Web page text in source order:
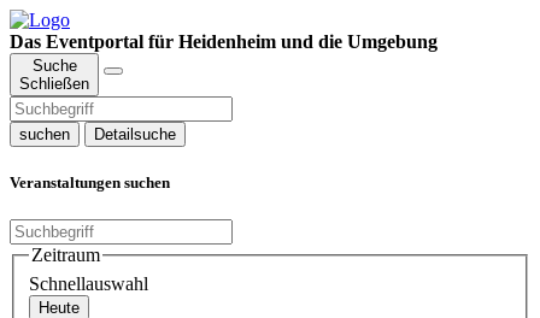
Das Eventportal für Heidenheim und die Umgebung
Suche
Schließen
suchen Detailsuche
Veranstaltungen suchen
Zeitraum
Schnellauswahl
Heute